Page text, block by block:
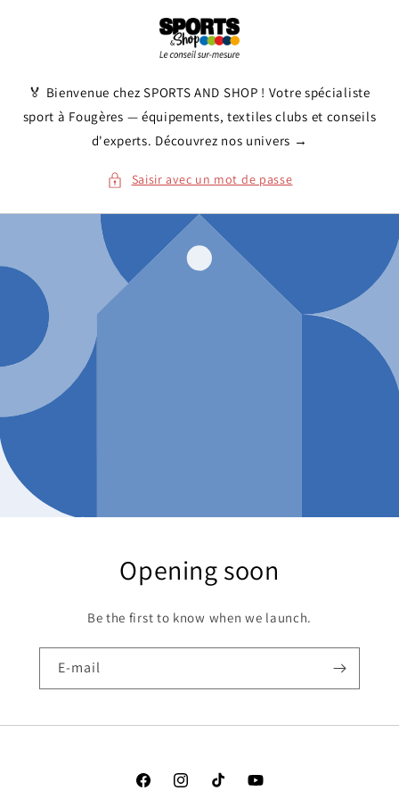
🏅 Bienvenue chez SPORTS AND SHOP ! Votre spécialiste
sport à Fougères — équipements, textiles clubs et conseils
d'experts. Découvrez nos univers →
Saisir avec un mot de passe
Opening soon
Be the first to know when we launch.
E-mail
FacebookInstagramTikTok YouTube